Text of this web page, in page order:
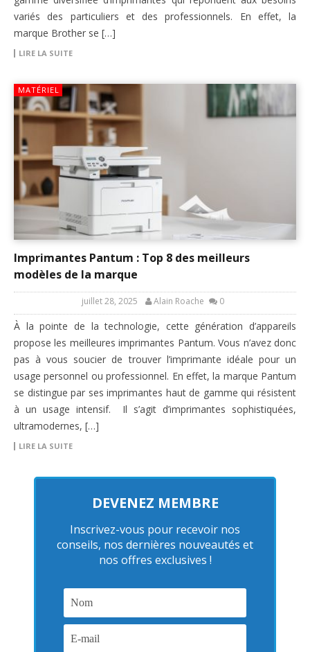
variés des particuliers et des professionnels. En effet, la
marque Brother se […]
LIRE LA SUITE
MATÉRIEL
Imprimantes Pantum : Top 8 des meilleurs
modèles de la marque
juillet 28, 2025 Alain Roache 0
À la pointe de la technologie, cette génération d’appareils
propose les meilleures imprimantes Pantum. Vous n’avez donc
pas à vous soucier de trouver l’imprimante idéale pour un
usage personnel ou professionnel. En effet, la marque Pantum
se distingue par ses imprimantes haut de gamme qui résistent
à un usage intensif. Il s’agit d’imprimantes sophistiquées,
ultramodernes, […]
LIRE LA SUITE
DEVENEZ MEMBRE
Inscrivez-vous pour recevoir nos
conseils, nos dernières nouveautés et
nos offres exclusives !